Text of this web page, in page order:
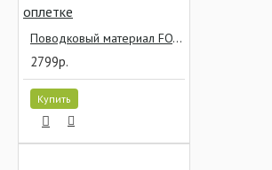
Поводковый материал FOX EDGES Camotex Semi-Stiff в оплетке
2799р.
Купить